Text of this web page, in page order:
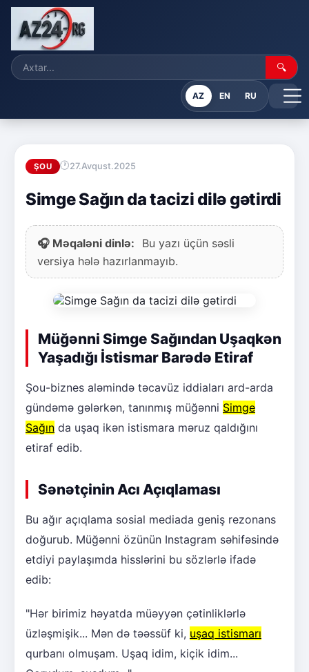
🔍
AZ EN RU
ŞOU 27.Avqust.2025
Simge Sağın da tacizi dilə gətirdi
🎧 Məqaləni dinlə:
Bu yazı üçün səsli
versiya hələ hazırlanmayıb.
Müğənni Simge Sağından Uşaqkən
Yaşadığı İstismar Barədə Etiraf
Şou-biznes aləmində təcavüz iddiaları ard-arda
gündəmə gələrkən, tanınmış müğənni Simge
Sağın da uşaq ikən istismara məruz qaldığını
etiraf edib.
Sənətçinin Acı Açıqlaması
Bu ağır açıqlama sosial mediada geniş rezonans
doğurub. Müğənni özünün Instagram səhifəsində
etdiyi paylaşımda hisslərini bu sözlərlə ifadə
edib:
"Hər birimiz həyatda müəyyən çətinliklərlə
üzləşmişik... Mən də təəssüf ki, uşaq istismarı
qurbanı olmuşam. Uşaq idim, kiçik idim...